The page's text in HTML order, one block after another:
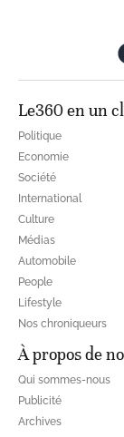
Le360 en un
Politique
Economie
Société
International
Culture
Médias
Automobile
People
Lifestyle
Nos chroniqueurs
À propos de
Qui sommes-nous
Publicité
Archives